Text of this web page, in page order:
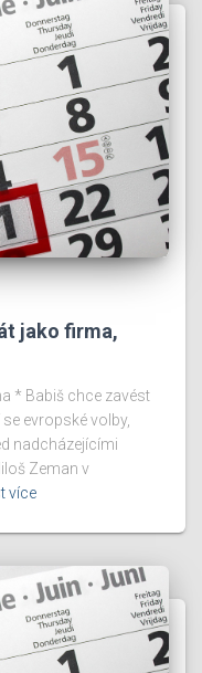
jako firma,
* Babiš chce zavést
evropské volby,
nadcházejícími
Zeman v
více